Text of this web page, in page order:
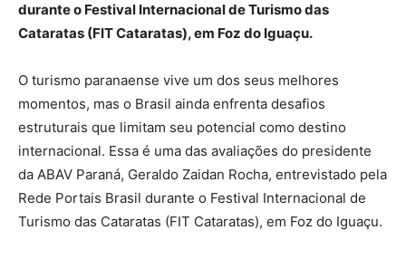
durante o Festival Internacional de Turismo das
Cataratas (FIT Cataratas), em Foz do Iguaçu.
O turismo paranaense vive um dos seus melhores
momentos, mas o Brasil ainda enfrenta desafios
estruturais que limitam seu potencial como destino
internacional. Essa é uma das avaliações do presidente
da ABAV Paraná, Geraldo Zaidan Rocha, entrevistado pela
Rede Portais Brasil durante o Festival Internacional de
Turismo das Cataratas (FIT Cataratas), em Foz do Iguaçu.